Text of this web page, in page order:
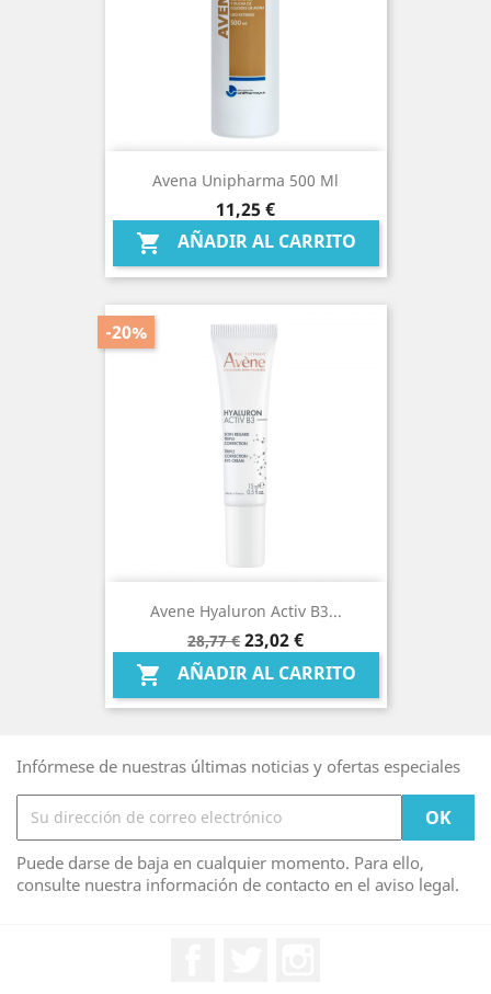
Avena Unipharma 500 Ml
Precio
11,25 €
 AÑADIR AL CARRITO
Avene Hyaluron Activ B3...
Precio
base
28,77 €
-20%
Precio
23,02 €
 AÑADIR AL CARRITO
Infórmese de nuestras últimas noticias y ofertas especiales
Puede darse de baja en cualquier momento. Para ello,
consulte nuestra información de contacto en el aviso legal.